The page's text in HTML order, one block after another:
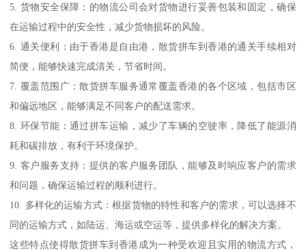
5. 货物安全保障：的物流公司会对货物进行妥善包装和固定，确保
在运输过程中的安全性，减少货物损坏的风险。
6. 通关便利：由于香港是自由港，散货拼车到香港的通关手续相对
简便，能够快速完成清关，节省时间。
7. 覆盖范围广：散货拼车服务通常覆盖香港的各个区域，包括市区
和偏远地区，能够满足不同客户的配送需求。
8. 环保节能：通过拼车运输，减少了车辆的空驶率，降低了能源消
耗和碳排放，有利于环境保护。
9. 客户服务支持：提供的客户服务团队，能够及时响应客户的需求
和问题，确保运输过程的顺利进行。
10. 多样化的运输方式：根据货物的特性和客户的需求，可以选择不
同的运输方式，如陆运、海运或空运等，提供多样化的解决方案。
这些特点使得散货拼车到香港成为一种受欢迎且实用的物流方式，